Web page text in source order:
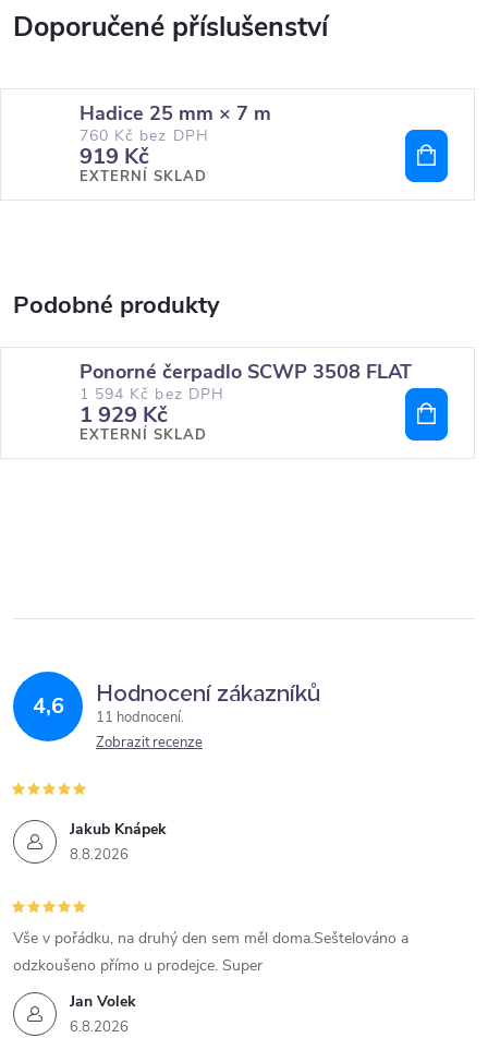
Hadice 25 mm × 7 m
760 Kč bez DPH
919 Kč
EXTERNÍ SKLAD
Ponorné čerpadlo SCWP 3508 FLAT
1 594 Kč bez DPH
1 929 Kč
EXTERNÍ SKLAD
4,6 Hodnocení zákazníků
11 hodnocení
Zobrazit recenze
Jakub Knápek
8.8.2026
Jan Volek
6.8.2026
Vše v pořádku, na druhý den sem měl doma.Seštelováno a
odzkoušeno přímo u prodejce. Super